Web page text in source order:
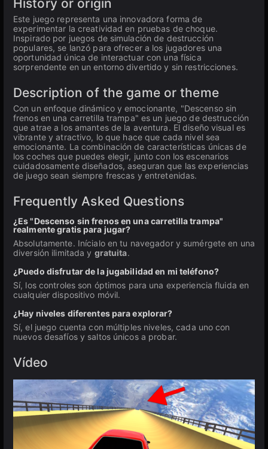
History or origin
Este juego representa una innovadora forma de
experimentar la creatividad en pruebas de choque.
Inspirado por juegos de simulación de destrucción
populares, se lanzó para ofrecer a los jugadores una
oportunidad única de interactuar con una física
sorprendente en un entorno divertido y sin restricciones.
Description of the game or theme
Con un enfoque dinámico y emocionante, "Descenso sin
frenos en una carretilla trampa" es un juego de destrucción
que atrae a los amantes de la aventura. El diseño visual es
vibrante y atractivo, lo que hace que cada nivel sea
emocionante. La combinación de características únicas de
los coches que puedes elegir, junto con los escenarios
cuidadosamente diseñados, aseguran que las experiencias
de juego sean siempre frescas y entretenidas.
Frequently Asked Questions
¿Es "Descenso sin frenos en una carretilla trampa"
realmente gratis para jugar?
Absolutamente. Inícialo en tu navegador y sumérgete en una
diversión ilimitada y gratuita.
¿Puedo disfrutar de la jugabilidad en mi teléfono?
Sí, los controles son óptimos para una experiencia fluida en
cualquier dispositivo móvil.
¿Hay niveles diferentes para explorar?
Sí, el juego cuenta con múltiples niveles, cada uno con
nuevos desafíos y saltos únicos a probar.
Vídeo